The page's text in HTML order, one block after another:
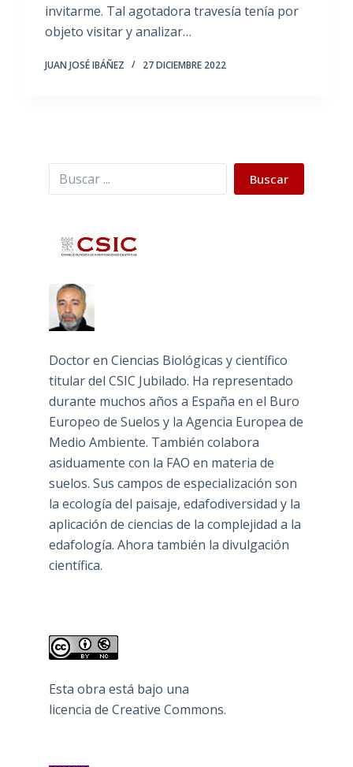
invitarme. Tal agotadora travesía tenía por
objeto visitar y analizar…
JUAN JOSÉ IBÁÑEZ 27 DICIEMBRE 2022
Buscar Buscar
Doctor en Ciencias Biológicas y científico
titular del CSIC Jubilado. Ha representado
durante muchos años a España en el Buro
Europeo de Suelos y la Agencia Europea de
Medio Ambiente. También colabora
asiduamente con la FAO en materia de
suelos. Sus campos de especialización son
la ecología del paisaje, edafodiversidad y la
aplicación de ciencias de la complejidad a la
edafología. Ahora también la divulgación
científica.
Esta obra está bajo una
licencia de Creative Commons.